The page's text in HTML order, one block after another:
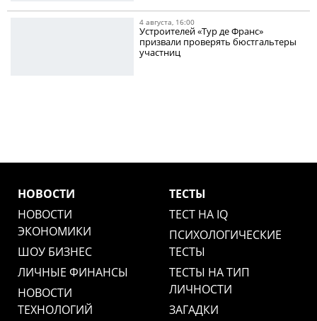
4 августа, 16:00
Устроителей «Тур де Франс»
призвали проверять бюстгальтеры
участниц
НОВОСТИ
НОВОСТИ
ЭКОНОМИКИ
ШОУ БИЗНЕС
ЛИЧНЫЕ ФИНАНСЫ
НОВОСТИ
ТЕХНОЛОГИЙ
ТЕСТЫ
ТЕСТ НА IQ
ПСИХОЛОГИЧЕСКИЕ
ТЕСТЫ
ТЕСТЫ НА ТИП
ЛИЧНОСТИ
ЗАГАДКИ